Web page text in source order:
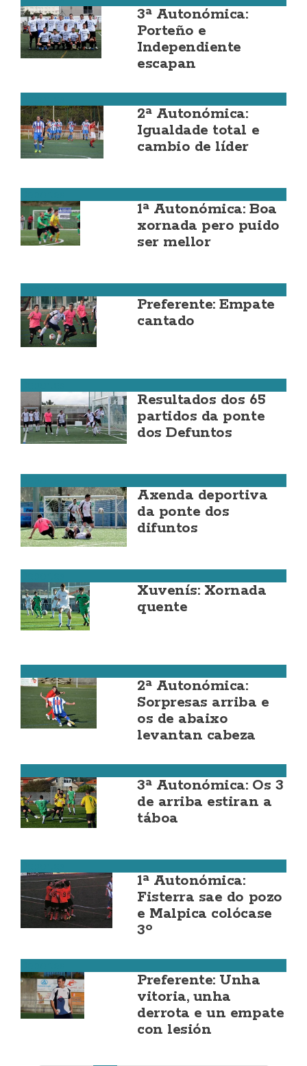
3ª Autonómica:
Porteño e
Independiente
escapan
2ª Autonómica:
Igualdade total e
cambio de líder
1ª Autonómica: Boa
xornada pero puido
ser mellor
Preferente: Empate
cantado
Resultados dos 65
partidos da ponte
dos Defuntos
Axenda deportiva
da ponte dos
difuntos
Xuvenís: Xornada
quente
2ª Autonómica:
Sorpresas arriba e
os de abaixo
levantan cabeza
3ª Autonómica: Os 3
de arriba estiran a
táboa
1ª Autonómica:
Fisterra sae do pozo
e Malpica colócase
3º
Preferente: Unha
vitoria, unha
derrota e un empate
con lesión